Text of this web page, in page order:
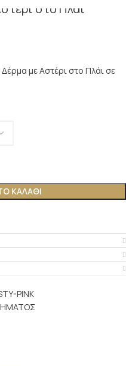
στο Πλάι
με Αστέρι στο Πλάι σε
ΚΑΛΆΘΙ
PINK